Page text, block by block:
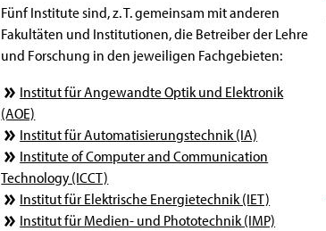
Fünf Institute sind, z. T. gemeinsam mit anderen
Fakultäten und Institutionen, die Betreiber der Lehre
und Forschung in den jeweiligen Fachgebieten:
Institut für Angewandte Optik und Elektronik
(AOE)
Institut für Automatisierungstechnik (IA)
Institute of Computer and Communication
Technology (ICCT)
Institut für Elektrische Energietechnik (IET)
Institut für Medien- und Phototechnik (IMP)